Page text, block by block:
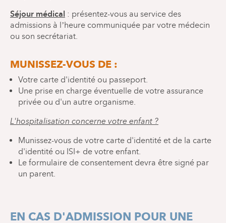
Séjour médical : présentez-vous au service des
admissions à l’heure communiquée par votre médecin
ou son secrétariat.
MUNISSEZ-VOUS DE :
Votre carte d'identité ou passeport.
Une prise en charge éventuelle de votre assurance
privée ou d'un autre organisme.
L'hospitalisation concerne votre enfant ?
Munissez-vous de votre carte d'identité et de la carte
d'identité ou ISI+ de votre enfant.
Le formulaire de consentement devra être signé par
un parent.
EN CAS D'ADMISSION POUR UNE